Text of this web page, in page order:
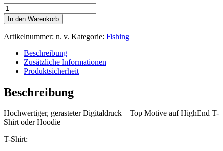
Motiv
0958
–
T-
oder
Hoodie
Digitaldruck
Menge
In den Warenkorb
Artikelnummer: n. v. Kategorie: Fishing
Beschreibung
Zusätzliche Informationen
Produktsicherheit
Beschreibung
Hochwertiger, gerasteter Digitaldruck – Top Motive auf HighEnd T-
Shirt oder Hoodie
T-Shirt: